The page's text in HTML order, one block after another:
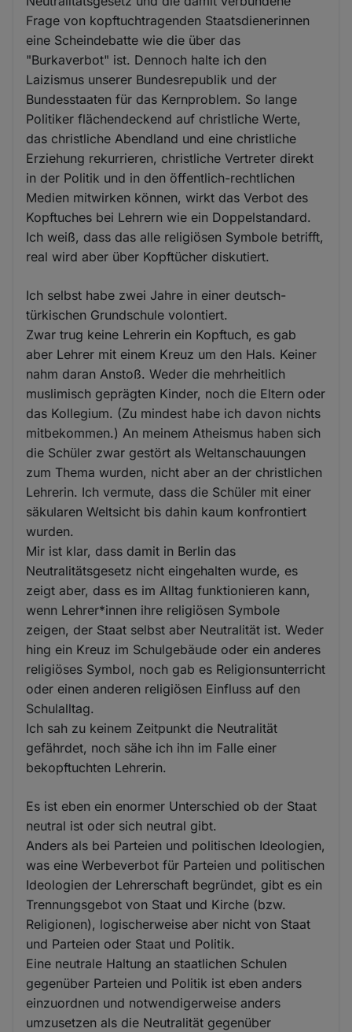
Frage von kopftuchtragenden Staatsdienerinnen
eine Scheindebatte wie die über das
"Burkaverbot" ist. Dennoch halte ich den
Laizismus unserer Bundesrepublik und der
Bundesstaaten für das Kernproblem. So lange
Politiker flächendeckend auf christliche Werte,
das christliche Abendland und eine christliche
Erziehung rekurrieren, christliche Vertreter direkt
in der Politik und in den öffentlich-rechtlichen
Medien mitwirken können, wirkt das Verbot des
Kopftuches bei Lehrern wie ein Doppelstandard.
Ich weiß, dass das alle religiösen Symbole betrifft,
real wird aber über Kopftücher diskutiert.
Ich selbst habe zwei Jahre in einer deutsch-
türkischen Grundschule volontiert.
Zwar trug keine Lehrerin ein Kopftuch, es gab
aber Lehrer mit einem Kreuz um den Hals. Keiner
nahm daran Anstoß. Weder die mehrheitlich
muslimisch geprägten Kinder, noch die Eltern oder
das Kollegium. (Zu mindest habe ich davon nichts
mitbekommen.) An meinem Atheismus haben sich
die Schüler zwar gestört als Weltanschauungen
zum Thema wurden, nicht aber an der christlichen
Lehrerin. Ich vermute, dass die Schüler mit einer
säkularen Weltsicht bis dahin kaum konfrontiert
wurden.
Mir ist klar, dass damit in Berlin das
Neutralitätsgesetz nicht eingehalten wurde, es
zeigt aber, dass es im Alltag funktionieren kann,
wenn Lehrer*innen ihre religiösen Symbole
zeigen, der Staat selbst aber Neutralität ist. Weder
hing ein Kreuz im Schulgebäude oder ein anderes
religiöses Symbol, noch gab es Religionsunterricht
oder einen anderen religiösen Einfluss auf den
Schulalltag.
Ich sah zu keinem Zeitpunkt die Neutralität
gefährdet, noch sähe ich ihn im Falle einer
bekopftuchten Lehrerin.
Es ist eben ein enormer Unterschied ob der Staat
neutral ist oder sich neutral gibt.
Anders als bei Parteien und politischen Ideologien,
was eine Werbeverbot für Parteien und politischen
Ideologien der Lehrerschaft begründet, gibt es ein
Trennungsgebot von Staat und Kirche (bzw.
Religionen), logischerweise aber nicht von Staat
und Parteien oder Staat und Politik.
Eine neutrale Haltung an staatlichen Schulen
gegenüber Parteien und Politik ist eben anders
einzuordnen und notwendigerweise anders
umzusetzen als die Neutralität gegenüber